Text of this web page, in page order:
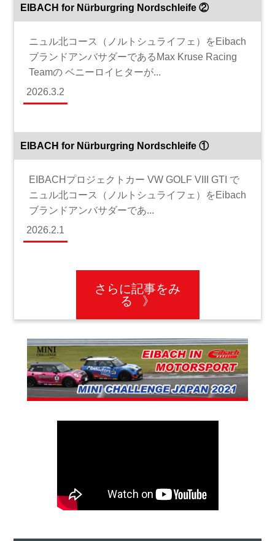
EIBACH for Nürburgring Nordschleife ②
ニュル北コース（ノルトシュライフェ）をEibach
ブランドアンバサダーであるMax Kruse Racing
Teamの ベニーロイヒターが...
2026.3.2
EIBACH for Nürburgring Nordschleife ①
EIBACHプロジェクトカー VW GOLF VIII GTI で
ニュル北コース（ノルトシュライフェ）をEibach
ブランドアンバサダーであ...
2026.2.1
さらに記事をみ
る